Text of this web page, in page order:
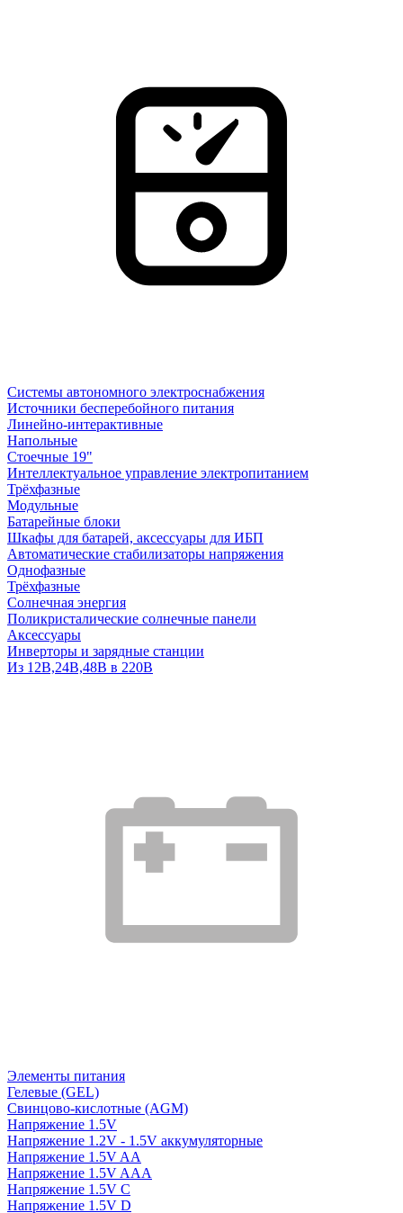
Системы автономного электроснабжения
Источники бесперебойного питания
Линейно-интерактивные
Напольные
Стоечные 19"
Интеллектуальное управление электропитанием
Трёхфазные
Модульные
Батарейные блоки
Шкафы для батарей, аксессуары для ИБП
Автоматические стабилизаторы напряжения
Однофазные
Трёхфазные
Солнечная энергия
Поликристалические солнечные панели
Аксессуары
Инверторы и зарядные станции
Из 12В,24В,48В в 220В
Элементы питания
Гелевые (GEL)
Свинцово-кислотные (AGM)
Напряжение 1.5V
Напряжение 1.2V - 1.5V аккумуляторные
Напряжение 1.5V AA
Напряжение 1.5V AAA
Напряжение 1.5V C
Напряжение 1.5V D